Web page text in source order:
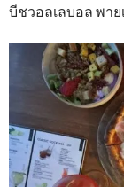
บีชวอลเลบอล พา